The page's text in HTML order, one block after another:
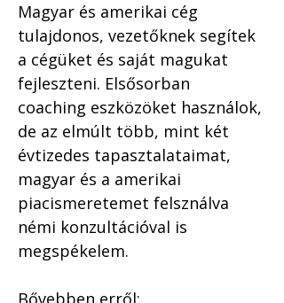
Magyar és amerikai cég
tulajdonos, vezetőknek segítek
a cégüket és saját magukat
fejleszteni. Elsősorban
coaching eszközöket használok,
de az elmúlt több, mint két
évtizedes tapasztalataimat,
magyar és a amerikai
piacismeretemet felsználva
némi konzultációval is
megspékelem.
Bővebben erről: